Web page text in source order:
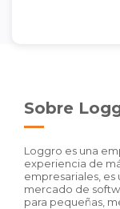
Sobre
Loggro es una
experiencia de
empresariales,
mercado de
para pequeñas,